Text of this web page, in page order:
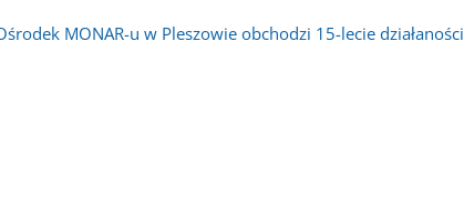
MONAR-u w Pleszowie obchodzi 15-lecie działaności